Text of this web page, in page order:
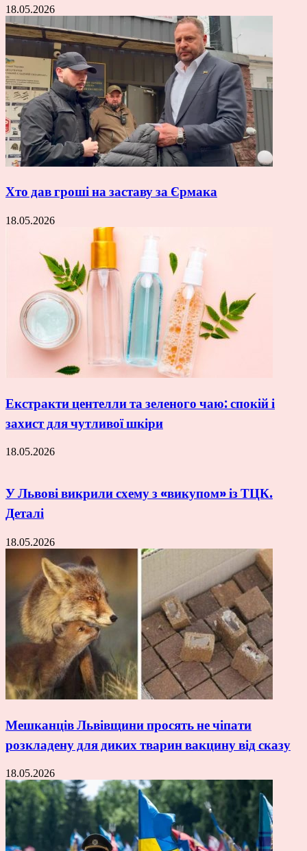
18.05.2026
Хто дав гроші на заставу за Єрмака
18.05.2026
Екстракти центелли та зеленого чаю: спокій і
захист для чутливої шкіри
18.05.2026
У Львові викрили схему з «викупом» із ТЦК.
Деталі
18.05.2026
Мешканців Львівщини просять не чіпати
розкладену для диких тварин вакцину від сказу
18.05.2026